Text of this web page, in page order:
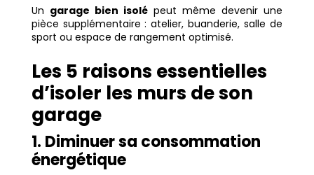
Un garage bien isolépeut même devenir une
pièce supplémentaire : atelier, buanderie, salle de
sport ou espace de rangement optimisé.
Les 5 raisons essentielles
d’isoler les murs de son
garage
1. Diminuer sa consommation
énergétique